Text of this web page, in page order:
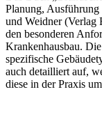
Planung,
und Weidner (Verlag
den besonderen
Krankenhausbau.
spezifische
auch detailliert auf,
diese in der Praxis